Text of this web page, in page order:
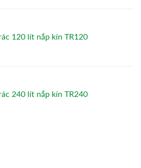
120 lít nắp kín TR120
240 lít nắp kín TR240